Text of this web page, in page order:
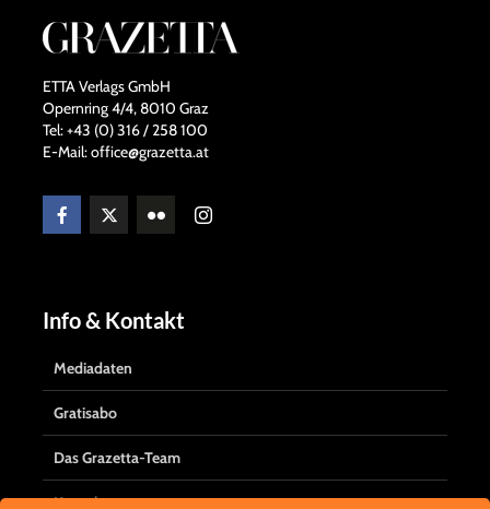
ETTA Verlags GmbH
Opernring 4/4, 8010 Graz
Tel: +43 (0) 316 / 258 100
E-Mail: office@grazetta.at
Info & Kontakt
Mediadaten
Gratisabo
Das Grazetta-Team
Kontakt